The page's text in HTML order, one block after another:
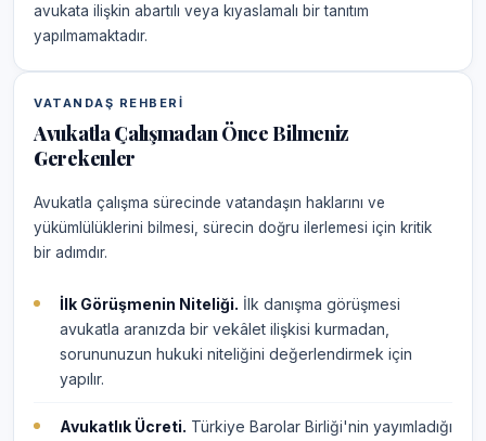
avukata ilişkin abartılı veya kıyaslamalı bir tanıtım
yapılmamaktadır.
VATANDAŞ REHBERI
Avukatla Çalışmadan Önce Bilmeniz
Gerekenler
Avukatla çalışma sürecinde vatandaşın haklarını ve
yükümlülüklerini bilmesi, sürecin doğru ilerlemesi için kritik
bir adımdır.
İlk Görüşmenin Niteliği. İlk danışma görüşmesi
avukatla aranızda bir vekâlet ilişkisi kurmadan,
sorununuzun hukuki niteliğini değerlendirmek için
yapılır.
Avukatlık Ücreti. Türkiye Barolar Birliği'nin yayımladığı